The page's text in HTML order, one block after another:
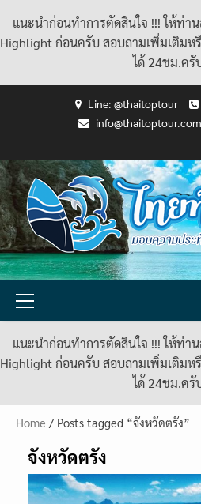
แนะนำก่อนทำการตัดสินใจ !!! ให้ท่า
Highlight ก่อนครับ สอบถามเพิ่มเติมห
ได้ 24ชม.ครั
Line: @thaitoptour
info@thaitoptour.com
US
AND
แ
ทั
ทั้
Primary
แนะนำก่อนทำการตัดสินใจ !!! ให้ท่า
Highlight ก่อนครับ สอบถามเพิ่มเติมห
ได้ 24ชม.ครั
Home / Posts tagged “จังหวัดตรัง”
จังหวัดตรัง